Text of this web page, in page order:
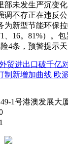
部未发生严沉变
调不存正在违反
为新型节能环保
、16。81%）。
4条，预警提示天
贸进出口破千亿
制新增加曲线 欧
1号港澳发展大